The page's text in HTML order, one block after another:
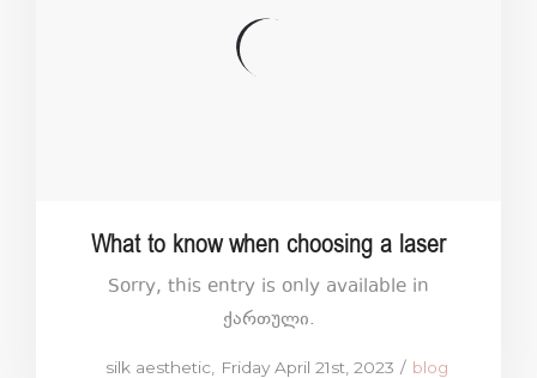
What to know when choosing a laser
Sorry, this entry is only available in
ქართული.
silk aesthetic
Posted
Friday April 21st, 2023
Posted
blog